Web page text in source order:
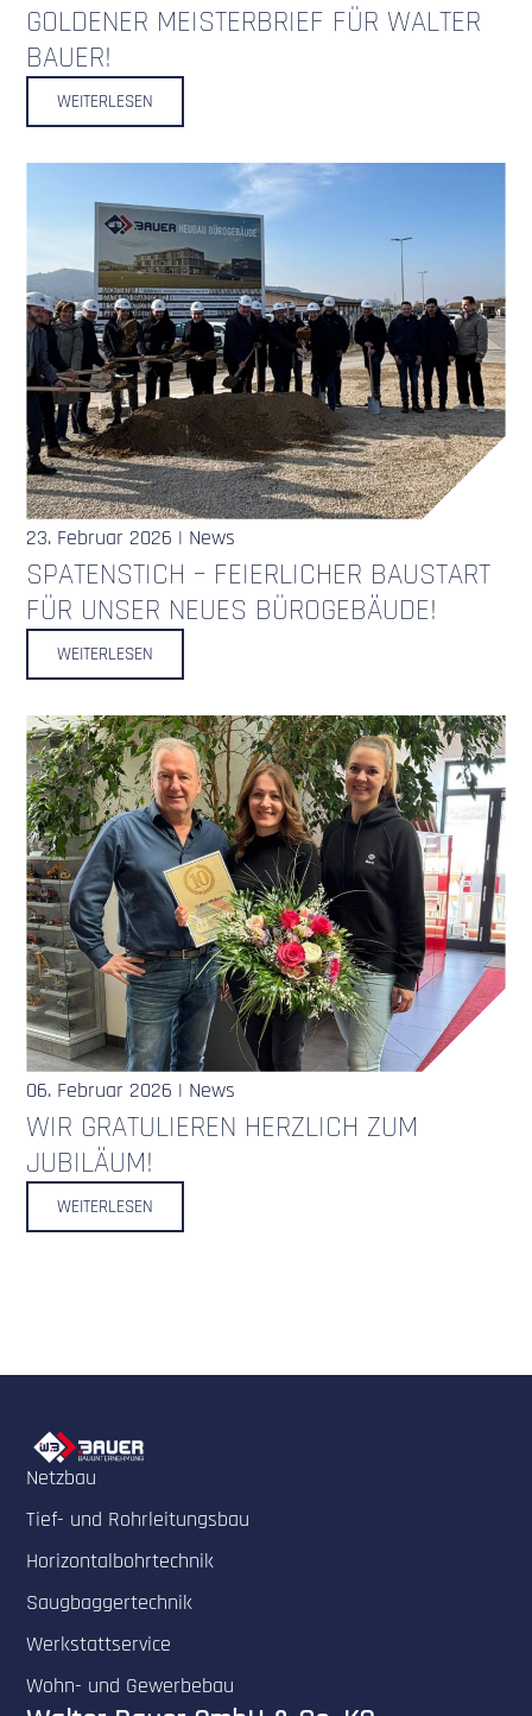
GOLDENER MEISTERBRIEF FÜR WALTER
BAUER!
WEITERLESEN
23. Februar 2026 | News
SPATENSTICH – FEIERLICHER BAUSTART
FÜR UNSER NEUES BÜROGEBÄUDE!
WEITERLESEN
06. Februar 2026 | News
WIR GRATULIEREN HERZLICH ZUM
JUBILÄUM!
WEITERLESEN
Netzbau
Tief- und Rohrleitungsbau
Horizontalbohrtechnik
Saugbaggertechnik
Werkstattservice
Wohn- und Gewerbebau